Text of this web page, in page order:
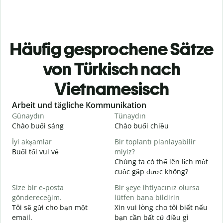
Häufig gesprochene Sätze
von Türkisch nach
Vietnamesisch
Slide 1 of 6
Arbeit und tägliche Kommunikation
Günaydın
Chào buổi sáng
Tünaydın
Chào buổi chiều
İyi akşamlar
Buổi tối vui vẻ
Bir toplantı planlayabilir
miyiz?
Chúng ta có thể lên lịch một
cuộc gặp được không?
Size bir e-posta
göndereceğim.
Tôi sẽ gửi cho bạn một
email.
Bir şeye ihtiyacınız olursa
lütfen bana bildirin
Xin vui lòng cho tôi biết nếu
bạn cần bất cứ điều gì